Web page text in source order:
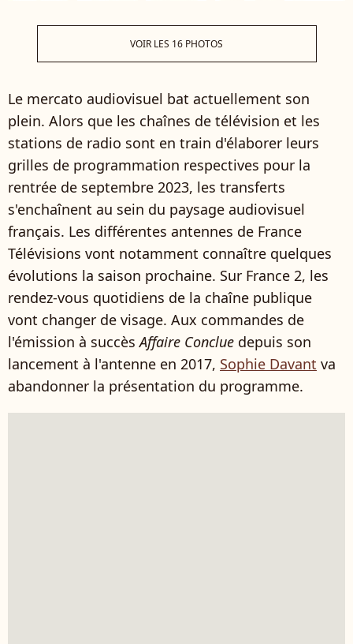
VOIR LES 16 PHOTOS
Le mercato audiovisuel bat actuellement son
plein. Alors que les chaînes de télévision et les
stations de radio sont en train d'élaborer leurs
grilles de programmation respectives pour la
rentrée de septembre 2023, les transferts
s'enchaînent au sein du paysage audiovisuel
français. Les différentes antennes de France
Télévisions vont notamment connaître quelques
évolutions la saison prochaine. Sur France 2, les
rendez-vous quotidiens de la chaîne publique
vont changer de visage. Aux commandes de
l'émission à succèsAffaire Conclue depuis son
lancement à l'antenne en 2017, Sophie Davant va
abandonner la présentation du programme.